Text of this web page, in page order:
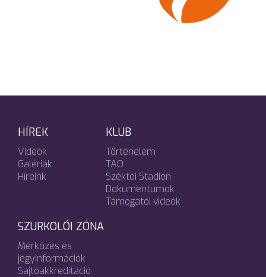
HÍREK
Videók
Galériák
Híreink
KLUB
Történelem
TAO
Széktói Stadion
Dokumentumok
Támogatói videók
SZURKOLÓI ZÓNA
Mérkőzés és
jegyinformációk
Sajtóakkreditáció